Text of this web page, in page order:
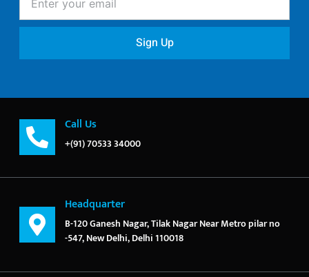
your
email
Sign Up
Call Us
+(91) 70533 34000
Headquarter
B-120 Ganesh Nagar, Tilak Nagar Near Metro pilar no
-547, New Delhi, Delhi 110018